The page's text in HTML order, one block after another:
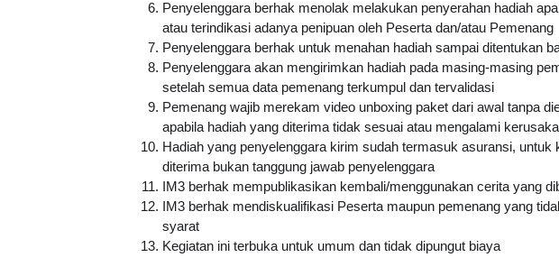
Penyelenggara berhak menolak melakukan penyerahan hadiah
atau terindikasi adanya penipuan oleh Peserta dan/atau Pemenang
Penyelenggara berhak untuk menahan hadiah sampai ditentukan
Penyelenggara akan mengirimkan hadiah pada masing-masing
setelah semua data pemenang terkumpul dan tervalidasi
Pemenang wajib merekam video unboxing paket dari awal tanpa
apabila hadiah yang diterima tidak sesuai atau mengalami
Hadiah yang penyelenggara kirim sudah termasuk asuransi, untuk
diterima bukan tanggung jawab penyelenggara
IM3 berhak mempublikasikan kembali/menggunakan cerita yang
IM3 berhak mendiskualifikasi Peserta maupun pemenang yang
syarat
Kegiatan ini terbuka untuk umum dan tidak dipungut biaya